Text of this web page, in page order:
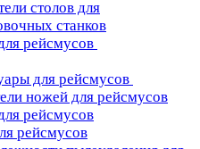
столов для
станков
рейсмусов
для рейсмусов
ножей для рейсмусов
рейсмусов
рейсмусов